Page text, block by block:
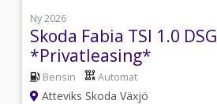
Ny 2026
Skoda Fabia TSI 1.0 DSG
*Privatleasing*
Bensin Automat
Atteviks Skoda Växjö